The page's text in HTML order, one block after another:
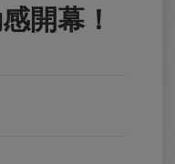
開幕！